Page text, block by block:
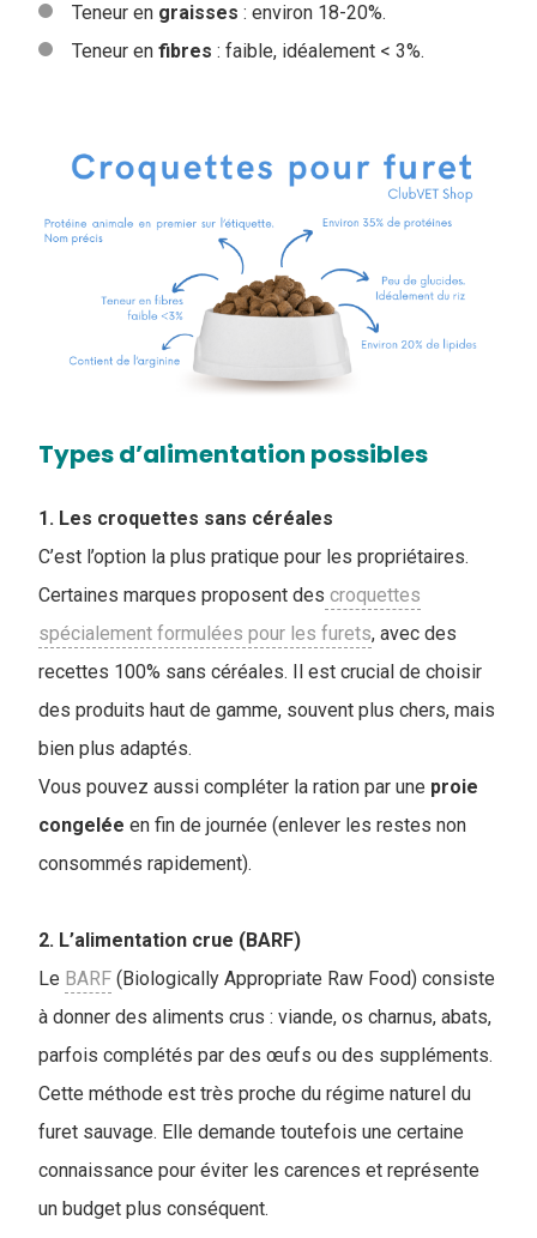
Teneur en graisses : environ 18-20%.
Teneur en fibres : faible, idéalement < 3%.
Types d’alimentation possibles
1. Les croquettes sans céréales
C’est l’option la plus pratique pour les propriétaires.
Certaines marques proposent des croquettes
spécialement formulées pour les furets, avec des
recettes 100% sans céréales. Il est crucial de choisir
des produits haut de gamme, souvent plus chers, mais
bien plus adaptés.
Vous pouvez aussi compléter la ration par une proie
congelée en fin de journée (enlever les restes non
consommés rapidement).
2. L’alimentation crue (BARF)
Le BARF (Biologically Appropriate Raw Food) consiste
à donner des aliments crus : viande, os charnus, abats,
parfois complétés par des œufs ou des suppléments.
Cette méthode est très proche du régime naturel du
furet sauvage. Elle demande toutefois une certaine
connaissance pour éviter les carences et représente
un budget plus conséquent.